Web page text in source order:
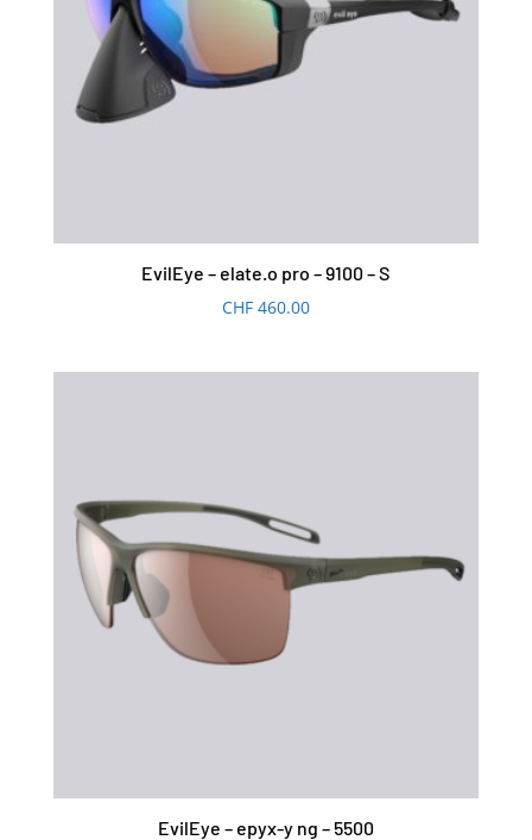
EvilEye – elate.o pro – 9100 – S
CHF460.00
EvilEye – epyx-y ng – 5500